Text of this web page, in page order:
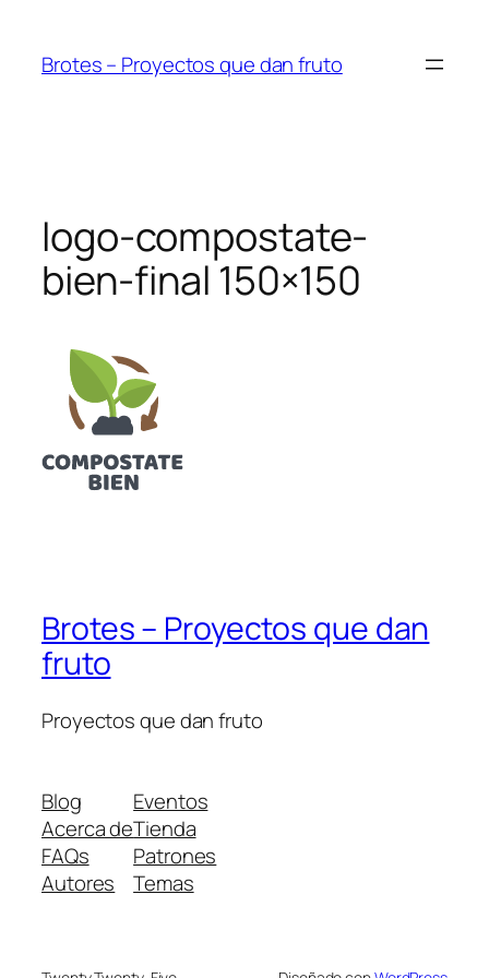
contenido
Brotes – Proyectos que dan fruto
logo-compostate-
bien-final 150×150
Brotes – Proyectos que dan
fruto
Proyectos que dan fruto
Blog
Acerca de
FAQs
Autores
Eventos
Tienda
Patrones
Temas